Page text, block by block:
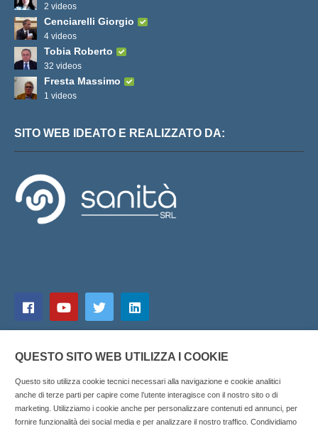
2 videos
Cenciarelli Giorgio
4 videos
Tobia Roberto
32 videos
Fresta Massimo
1 videos
SITO WEB IDEATO E REALIZZATO DA:
QUESTO SITO WEB UTILIZZA I COOKIE
Questo sito utilizza cookie tecnici necessari alla navigazione e cookie analitici
anche di terze parti per capire come l’utente interagisce con il nostro sito o di
marketing. Utilizziamo i cookie anche per personalizzare contenuti ed annunci, per
fornire funzionalità dei social media e per analizzare il nostro traffico. Condividiamo